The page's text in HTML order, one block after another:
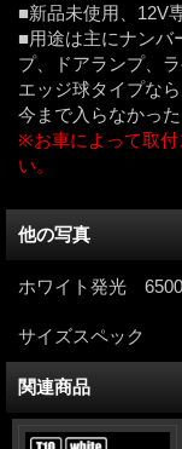
■新品未使用、12V
■用途は主にナンバ
プ、ドアランプ、
エッジ球タイプな
今まで入らなかっ
※お車によって取付
い。
他の写真
ホワイト発光
サイズスペック
関連商品